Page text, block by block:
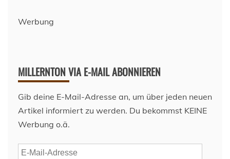
Werbung
MILLERNTON VIA E-MAIL ABONNIEREN
Gib deine E-Mail-Adresse an, um über jeden neuen
Artikel informiert zu werden. Du bekommst KEINE
Werbung o.ä.
E-